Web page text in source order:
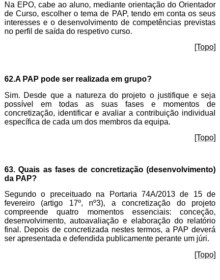
Na EPO, cabe ao aluno, mediante orientação do Orientador
de Curso, escolher o tema de PAP, tendo em conta os seus
interesses e o desenvolvimento de competências previstas
no perfil de saída do respetivo curso.
[Topo]
62.A PAP pode ser realizada em grupo?
Sim. Desde que a natureza do projeto o justifique e seja
possível em todas as suas fases e momentos de
concretização, identificar e avaliar a contribuição individual
específica de cada um dos membros da equipa.
[Topo]
63. Quais as fases de concretização (desenvolvimento)
da PAP?
Segundo o preceituado na Portaria 74A/2013 de 15 de
fevereiro (artigo 17º, nº3), a concretização do projeto
compreende quatro momentos essenciais: conceção,
desenvolvimento, autoavaliação e elaboração do relatório
final. Depois de concretizada nestes termos, a PAP deverá
ser apresentada e defendida publicamente perante um júri.
[Topo]